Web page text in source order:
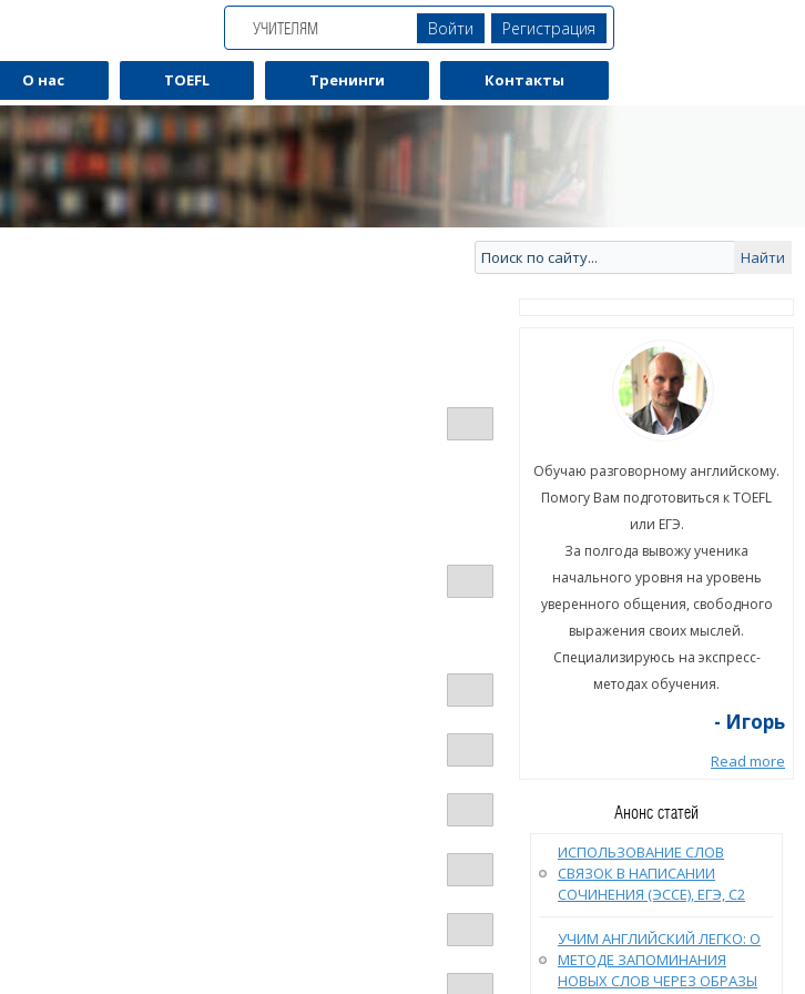
УЧИТЕЛЯМ Войти Регистрация
О нас TOEFL Тренинги Контакты
уверенного общения, свободного
Read more
Обучаю разговорному английскому.
Помогу Вам подготовиться к TOEFL
или ЕГЭ.
За полгода вывожу ученика
начального уровня на уровень
уверенного общения, свободного
выражения своих мыслей.
Специализируюсь на экспресс-
методах обучения.
- Игорь
Read more
Анонс статей
ИСПОЛЬЗОВАНИЕ СЛОВ
СВЯЗОК В НАПИСАНИИ
СОЧИНЕНИЯ (ЭССЕ), ЕГЭ, С2
УЧИМ АНГЛИЙСКИЙ ЛЕГКО: О
МЕТОДЕ ЗАПОМИНАНИЯ
НОВЫХ СЛОВ ЧЕРЕЗ ОБРАЗЫ